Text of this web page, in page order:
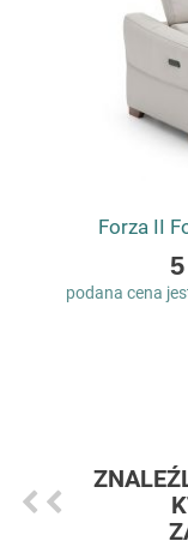
Forza II
As
podana cena